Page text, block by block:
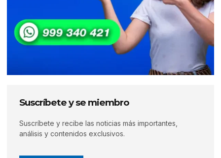
Suscríbete y se miembro
Suscríbete y recibe las noticias más importantes,
análisis y contenidos exclusivos.